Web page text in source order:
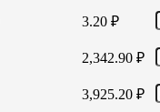
3.20 ₽
2,342.90 ₽
3,925.20 ₽